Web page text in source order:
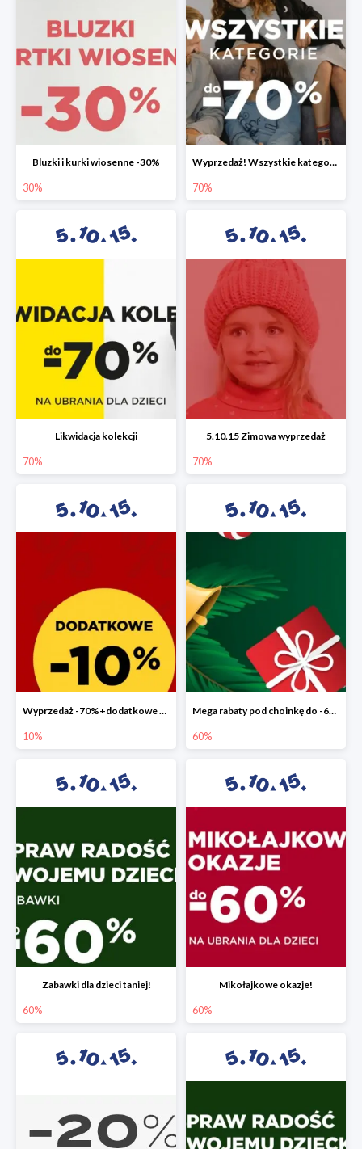
Bluzki i kurki wiosenne -30%
30%
Wyprzedaż! Wszystkie kategorie do -70%
70%
Likwidacja kolekcji
70%
5.10.15 Zimowa wyprzedaż
70%
Wyprzedaż -70%+dodatkowe 10%
10%
Mega rabaty pod choinkę do -60%
60%
Zabawki dla dzieci taniej!
60%
Mikołajkowe okazje!
60%